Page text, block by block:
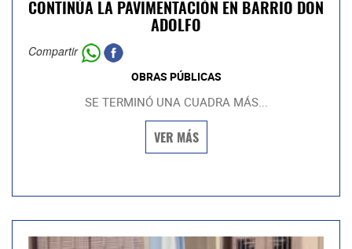
CONTINÚA LA PAVIMENTACIÓN EN BARRIO DON
ADOLFO
Compartir
OBRAS PÚBLICAS
SE TERMINÓ UNA CUADRA MÁS...
VER MÁS